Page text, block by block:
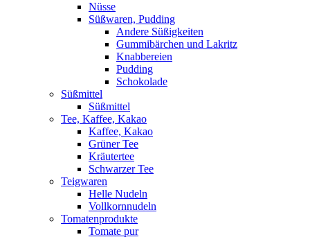
Nüsse
Süßwaren, Pudding
Andere Süßigkeiten
Gummibärchen und Lakritz
Knabbereien
Pudding
Schokolade
Süßmittel
Süßmittel
Tee, Kaffee, Kakao
Kaffee, Kakao
Grüner Tee
Kräutertee
Schwarzer Tee
Teigwaren
Helle Nudeln
Vollkornnudeln
Tomatenprodukte
Tomate pur